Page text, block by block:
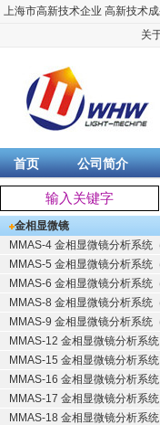
上海市高新技术企业 高新技术
关
首页 公司简介
金相显微镜
MMAS-4 金相显微镜分析系统
MMAS-5 金相显微镜分析系统
MMAS-6 金相显微镜分析系统
MMAS-8 金相显微镜分析系统
MMAS-9 金相显微镜分析系统
MMAS-12 金相显微镜分析系统
MMAS-15 金相显微镜分析系统
MMAS-16 金相显微镜分析系统
MMAS-17 金相显微镜分析系统
MMAS-18 金相显微镜分析系统